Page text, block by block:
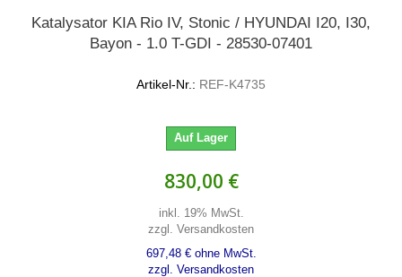
Katalysator KIA Rio IV, Stonic / HYUNDAI I20, I30,
Bayon - 1.0 T-GDI - 28530-07401
Artikel-Nr.: REF-K4735
Auf Lager
830,00 €
inkl. 19% MwSt.
zzgl. Versandkosten
697,48 € ohne MwSt.
zzgl. Versandkosten